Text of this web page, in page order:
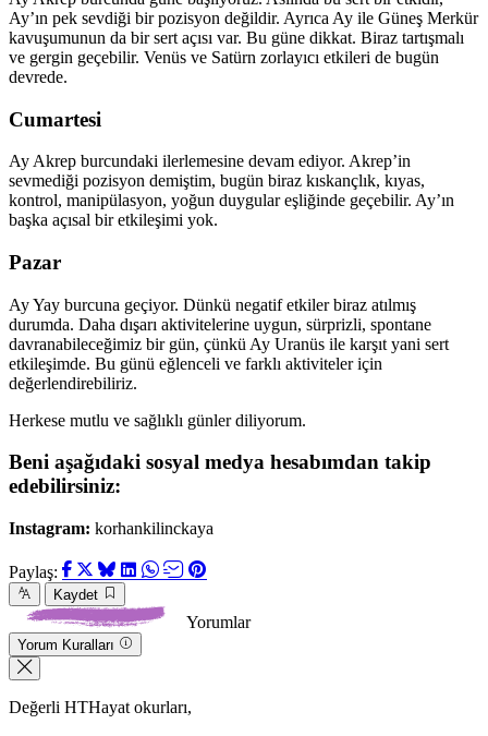
Ay’ın pek sevdiği bir pozisyon değildir. Ayrıca Ay ile Güneş Merkür
kavuşumunun da bir sert açısı var. Bu güne dikkat. Biraz tartışmalı
ve gergin geçebilir. Venüs ve Satürn zorlayıcı etkileri de bugün
devrede.
Cumartesi
Ay Akrep burcundaki ilerlemesine devam ediyor. Akrep’in
sevmediği pozisyon demiştim, bugün biraz kıskançlık, kıyas,
kontrol, manipülasyon, yoğun duygular eşliğinde geçebilir. Ay’ın
başka açısal bir etkileşimi yok.
Pazar
Ay Yay burcuna geçiyor. Dünkü negatif etkiler biraz atılmış
durumda. Daha dışarı aktivitelerine uygun, sürprizli, spontane
davranabileceğimiz bir gün, çünkü Ay Uranüs ile karşıt yani sert
etkileşimde. Bu günü eğlenceli ve farklı aktiviteler için
değerlendirebiliriz.
Herkese mutlu ve sağlıklı günler diliyorum.
Beni aşağıdaki sosyal medya hesabımdan takip
edebilirsiniz:
Instagram: korhankilinckaya
Paylaş:
Kaydet
Yorumlar
Yorum Kuralları
Değerli HTHayat okurları,